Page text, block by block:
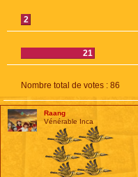
2
21
Nombre total de votes : 86
Raang
Vénérable Inca